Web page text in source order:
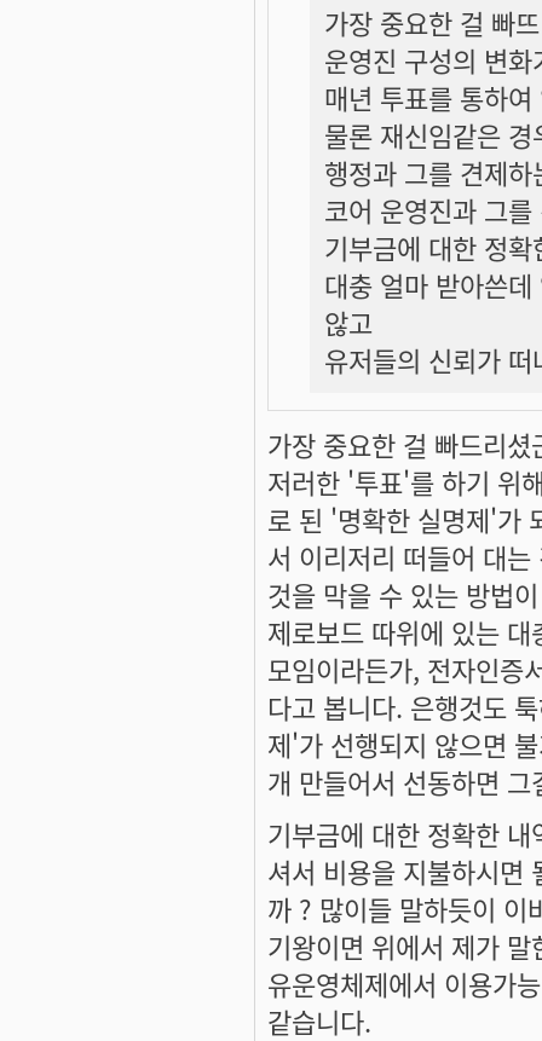
가장 중요한 걸 빠
운영진 구성의 변
매년 투표를 통하
물론 재신임같은
행정과 그를 견제
코어 운영진과 그
기부금에 대한 정
대충 얼마 받아쓴
않고
유저들의 신뢰가
가장 중요한 걸 빠드리셨
저러한 '투표'를 하기 위
로 된 '명확한 실명제'가
서 이리저리 떠들어 대
것을 막을 수 있는 방법
제로보드 따위에 있는
모임이라든가, 전자인증
다고 봅니다. 은행것도
제'가 선행되지 않으면
개 만들어서 선동하면
기부금에 대한 정확한
셔서 비용을 지불하시면
까 ? 많이들 말하듯이 이
기왕이면 위에서 제가
유운영체제에서 이용가
같습니다.